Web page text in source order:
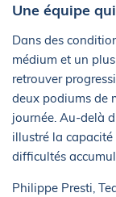
Une équipe
Dans des
médium et un
retrouver
deux podiums de
journée. Au-delà
illustré la
difficultés
Philippe Presti,